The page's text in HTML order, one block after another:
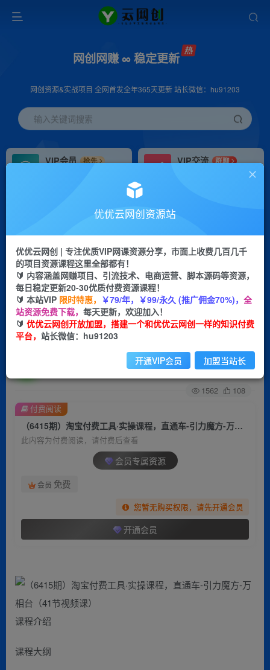
网创网赚 ∞ 稳定更新
网创资源&实战项目 全网首发全年365天更新 站长微信：hu91203
输入关键词搜索
VIP会员
抢先
VIP交流
群聊
研究探讨更多创业项目路子。
会员专属推广链接
挂机 项目
脚本卡密
APP下载
GO
首页 创业课程 会员专属 正文
（6415期）淘宝付费工具·实操课程，直通车-引力
魔方-万相台（41节视频课）
关注 私信
1562 108
（6415期）淘宝付费工具·实操课程，直通车-引力魔方-万相台（41节视频课）
此内容为付费阅读，请付费后查看
会员专属资源
会员 免费
您暂无购买权限，请先开通会员
开通会员
付费阅读
课程介绍
课程大纲
优优云网创资源站
优优云网创 | 专注优质VIP网课资源分享，市面上收费几百几千
的项目资源课程这里全部都有！
🔰 内容涵盖网赚项目、引流技术、电商运营、脚本源码等资源，
每日稳定更新20-30优质付费资源课程！
🔰 本站VIP 限时特惠， ￥79/年，￥99/永久 (推广佣金70%)， 全
站资源免费下载， 每天更新，欢迎加入！
🔰 优优云网创开放加盟，搭建一个和优优云网创一样的知识付费
平台， 站长微信：hu91203
开通VIP会员 加盟当站长